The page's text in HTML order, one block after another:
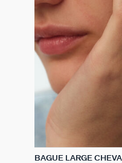
BAGUE LARGE